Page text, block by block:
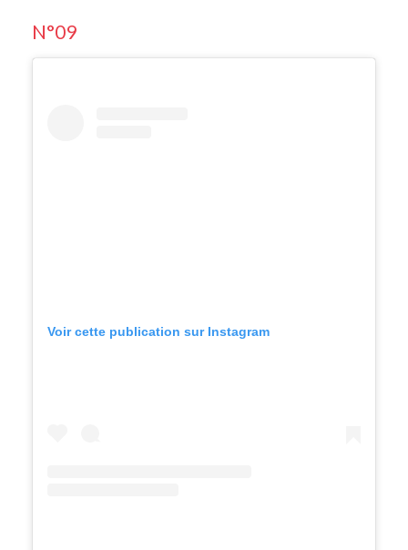
N°09
Voir cette publication sur Instagram